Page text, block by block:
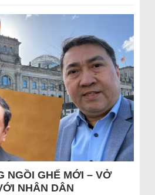
NGỒI GHẾ MỚI – VỞ
NHÂN DÂN